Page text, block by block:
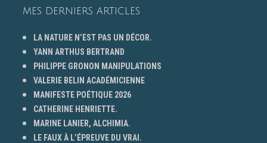
MES DERNIERS ARTICLES
LA NATURE N’EST PAS UN DÉCOR.
YANN ARTHUS BERTRAND
PHILIPPE GRONON MANIPULATIONS
VALERIE BELIN ACADÉMICIENNE
MANIFESTE POÉTIQUE 2026
CATHERINE HENRIETTE.
MARINE LANIER, ALCHIMIA.
LE FAUX À L’ÉPREUVE DU VRAI.